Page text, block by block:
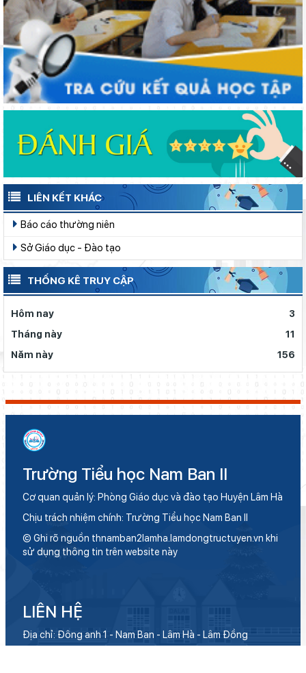
tạo nguồn nhân lực y tế
LIÊN KẾT KHÁC
Báo cáo thường niên
Sở Giáo dục - Đào tạo
THỐNG KÊ TRUY CẬP
Hôm nay
3
Tháng này
11
Năm này
156
Trường Tiểu học Nam Ban II
Cơ quan quản lý: Phòng Giáo dục và đào tạo Huyện Lâm Hà
Chịu trách nhiệm chính: Trường Tiểu học Nam Ban II
© Ghi rõ nguồn thnamban2lamha.lamdongtructuyen.vn khi
sử dụng thông tin trên website này
LIÊN HỆ
Địa chỉ: Đông anh 1 - Nam Ban - Lâm Hà - Lâm Đồng